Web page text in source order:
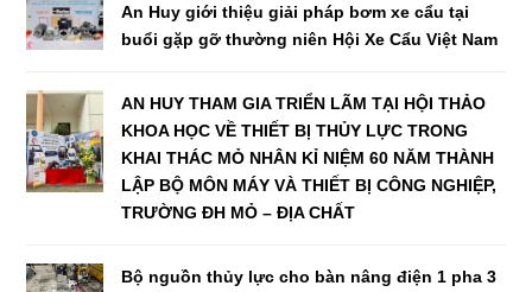
An Huy giới thiệu giải pháp bơm xe cẩu tại
buổi gặp gỡ thường niên Hội Xe Cẩu Việt Nam
AN HUY THAM GIA TRIỂN LÃM TẠI HỘI THẢO
KHOA HỌC VỀ THIẾT BỊ THỦY LỰC TRONG
KHAI THÁC MỎ NHÂN KỈ NIỆM 60 NĂM THÀNH
LẬP BỘ MÔN MÁY VÀ THIẾT BỊ CÔNG NGHIỆP,
TRƯỜNG ĐH MỎ – ĐỊA CHẤT
Bộ nguồn thủy lực cho bàn nâng điện 1 pha 3